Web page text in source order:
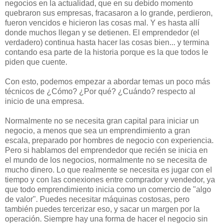
negocios en la actualidad, que en su debido momento
quebraron sus empresas, fracasaron a lo grande, perdieron,
fueron vencidos e hicieron las cosas mal. Y es hasta allí
donde muchos llegan y se detienen. El emprendedor (el
verdadero) continua hasta hacer las cosas bien... y termina
contando esa parte de la historia porque es la que todos le
piden que cuente.
Con esto, podemos empezar a abordar temas un poco más
técnicos de ¿Cómo? ¿Por qué? ¿Cuándo? respecto al
inicio de una empresa.
Normalmente no se necesita gran capital para iniciar un
negocio, a menos que sea un emprendimiento a gran
escala, preparado por hombres de negocio con experiencia.
Pero si hablamos del emprendedor que recién se inicia en
el mundo de los negocios, normalmente no se necesita de
mucho dinero. Lo que realmente se necesita es jugar con el
tiempo y con las conexiones entre comprador y vendedor, ya
que todo emprendimiento inicia como un comercio de "algo
de valor". Puedes necesitar máquinas costosas, pero
también puedes tercerizar eso, y sacar un margen por la
operación. Siempre hay una forma de hacer el negocio sin